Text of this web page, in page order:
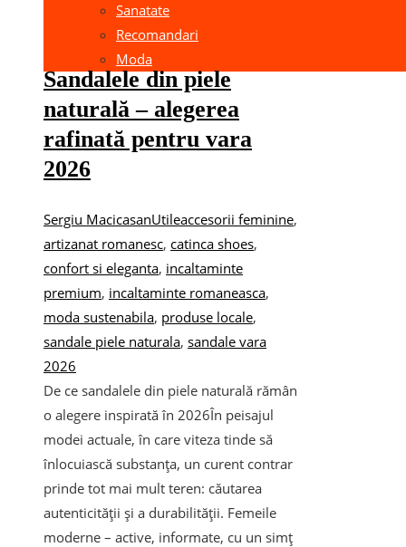
Sanatate
Recomandari
Moda
Sandalele din piele
naturală – alegerea
rafinată pentru vara
2026
Sergiu MacicasanUtileaccesorii feminine,
artizanat romanesc, catinca shoes,
confort si eleganta, incaltaminte
premium, incaltaminte romaneasca,
moda sustenabila, produse locale,
sandale piele naturala, sandale vara
2026
De ce sandalele din piele naturală rămân
o alegere inspirată în 2026În peisajul
modei actuale, în care viteza tinde să
înlocuiască substanța, un curent contrar
prinde tot mai mult teren: căutarea
autenticității și a durabilității. Femeile
moderne – active, informate, cu un simț